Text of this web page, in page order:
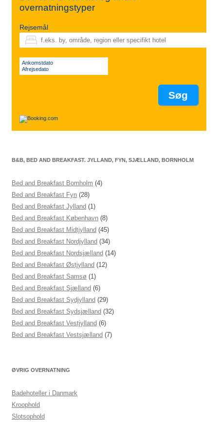
overnatningstyper
Rejsemål
Ankomstdato
Afrejsedato
B&B, BED AND BREAKFAST. JYLLAND, FYN, SJÆLLAND, BORNHOLM
Bed and Breakfast Bornholm (4)
Bed and Breakfast Fyn (28)
Bed and Breakfast Jylland (1)
Bed and Breakfast København (8)
Bed and Breakfast Midtjylland (45)
Bed and Breakfast Nordjylland (34)
Bed and Breakfast Nordsjælland (14)
Bed and Breakfast Østjylland (12)
Bed and Breakfast Samsø (1)
Bed and Breakfast Sjælland (6)
Bed and Breakfast Sydjylland (29)
Bed and Breakfast Sydsjælland (32)
Bed and Breakfast Vestjylland (6)
Bed and Breakfast Vestsjælland (7)
ØVRIG OVERNATNING
Badehoteller i Danmark
Kroophold
Slotsophold